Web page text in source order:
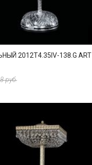
2012T4.35IV-138.G ART
руб.